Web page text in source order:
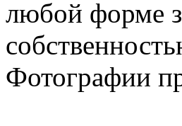
любой форме
Фотографии